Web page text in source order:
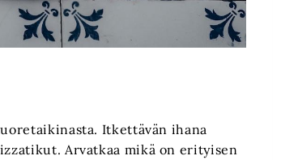
Itkettävän ihana
Arvatkaa mikä on erityisen